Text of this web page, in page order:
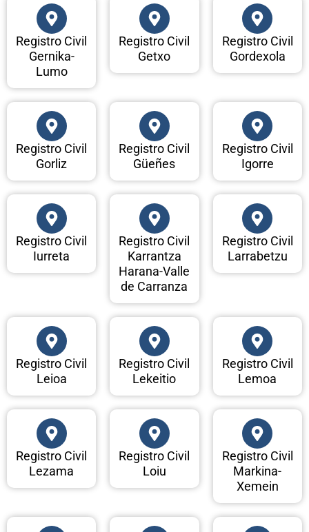
Registro Civil
Gernika-
Lumo
Registro Civil
Getxo
Registro Civil
Gordexola
Registro Civil
Gorliz
Registro Civil
Güeñes
Registro Civil
Igorre
Registro Civil
Iurreta
Registro Civil
Karrantza
Harana-Valle
de Carranza
Registro Civil
Larrabetzu
Registro Civil
Leioa
Registro Civil
Lekeitio
Registro Civil
Lemoa
Registro Civil
Lezama
Registro Civil
Loiu
Registro Civil
Markina-
Xemein